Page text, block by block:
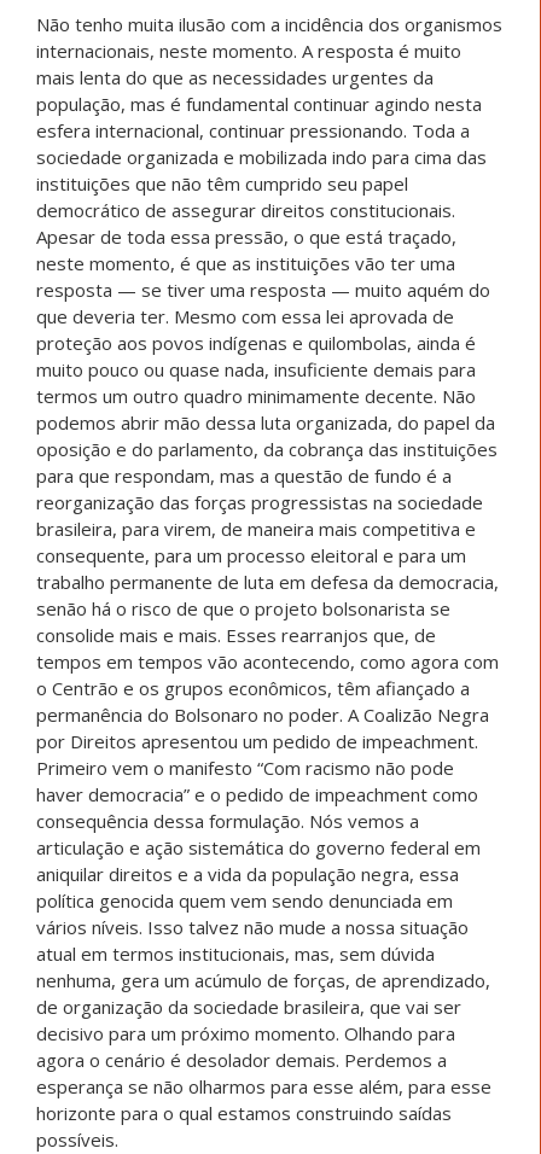
Não tenho muita ilusão com a incidência dos organismos
internacionais, neste momento. A resposta é muito
mais lenta do que as necessidades urgentes da
população, mas é fundamental continuar agindo nesta
esfera internacional, continuar pressionando. Toda a
sociedade organizada e mobilizada indo para cima das
instituições que não têm cumprido seu papel
democrático de assegurar direitos constitucionais.
Apesar de toda essa pressão, o que está traçado,
neste momento, é que as instituições vão ter uma
resposta — se tiver uma resposta — muito aquém do
que deveria ter. Mesmo com essa lei aprovada de
proteção aos povos indígenas e quilombolas, ainda é
muito pouco ou quase nada, insuficiente demais para
termos um outro quadro minimamente decente. Não
podemos abrir mão dessa luta organizada, do papel da
oposição e do parlamento, da cobrança das instituições
para que respondam, mas a questão de fundo é a
reorganização das forças progressistas na sociedade
brasileira, para virem, de maneira mais competitiva e
consequente, para um processo eleitoral e para um
trabalho permanente de luta em defesa da democracia,
senão há o risco de que o projeto bolsonarista se
consolide mais e mais. Esses rearranjos que, de
tempos em tempos vão acontecendo, como agora com
o Centrão e os grupos econômicos, têm afiançado a
permanência do Bolsonaro no poder. A Coalizão Negra
por Direitos apresentou um pedido de impeachment.
Primeiro vem o manifesto “Com racismo não pode
haver democracia” e o pedido de impeachment como
consequência dessa formulação. Nós vemos a
articulação e ação sistemática do governo federal em
aniquilar direitos e a vida da população negra, essa
política genocida quem vem sendo denunciada em
vários níveis. Isso talvez não mude a nossa situação
atual em termos institucionais, mas, sem dúvida
nenhuma, gera um acúmulo de forças, de aprendizado,
de organização da sociedade brasileira, que vai ser
decisivo para um próximo momento. Olhando para
agora o cenário é desolador demais. Perdemos a
esperança se não olharmos para esse além, para esse
horizonte para o qual estamos construindo saídas
possíveis.